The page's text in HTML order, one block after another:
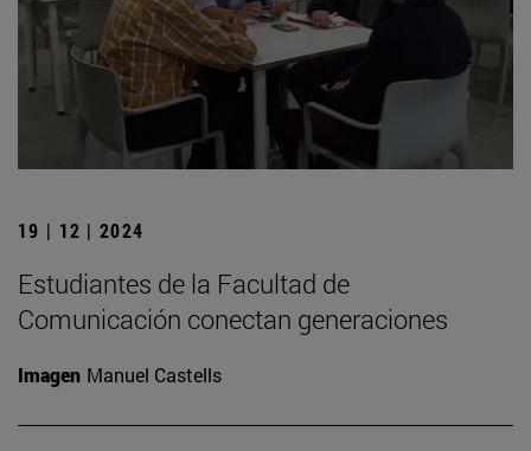
19 | 12 | 2024
Estudiantes de la Facultad de
Comunicación conectan generaciones
Imagen Manuel Castells